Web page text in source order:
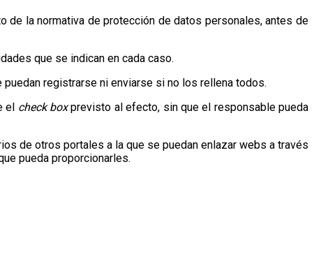
de la normativa de protección de datos personales, antes de
que se indican en cada caso.
registrarse ni enviarse si no los rellena todos.
el check boxprevisto al efecto, sin que el responsable pueda
de otros portales a la que se puedan enlazar webs a través
pueda proporcionarles.